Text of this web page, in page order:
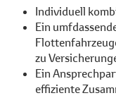
Individuell
Ein
zu
Ein
effiziente